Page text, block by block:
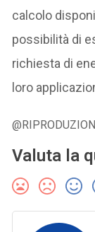
calcolo
possibilità di
richiesta di
loro
Valuta la